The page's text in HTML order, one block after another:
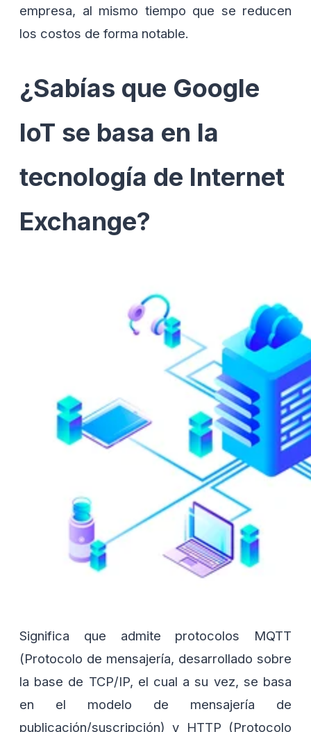
empresa, al mismo tiempo que se reducen
los costos de forma notable.
¿Sabías que Google
IoT se basa en la
tecnología de Internet
Exchange?
Significa que admite protocolos MQTT
(Protocolo de mensajería, desarrollado sobre
la base de TCP/IP, el cual a su vez, se basa
en el modelo de mensajería de
publicación/suscripción) y HTTP (Protocolo